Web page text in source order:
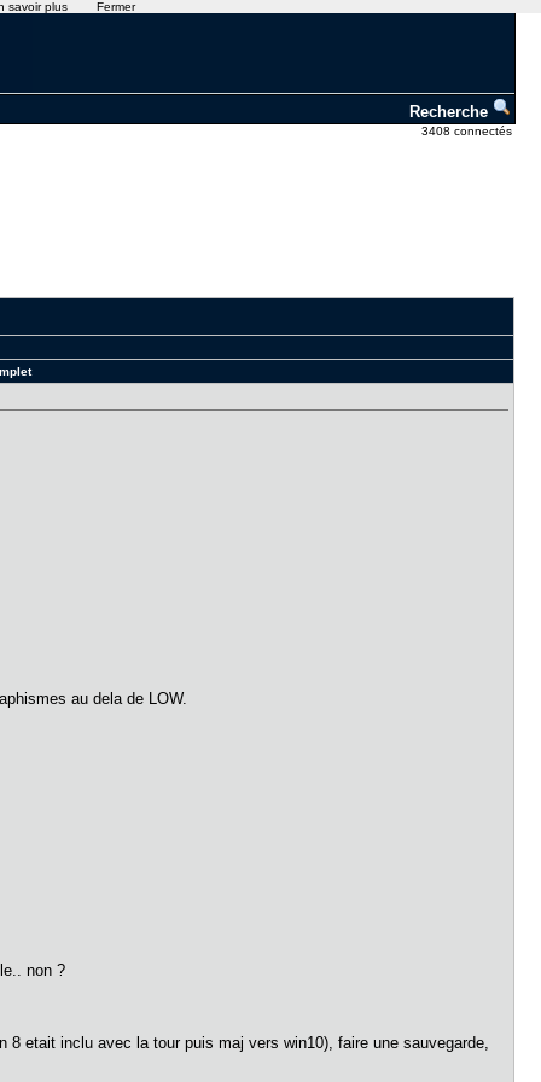
Recherche
3408 connectés
au dela de LOW.
non ?
etait inclu avec la tour puis maj vers win10), faire une sauvegarde,
savoir plus Fermer